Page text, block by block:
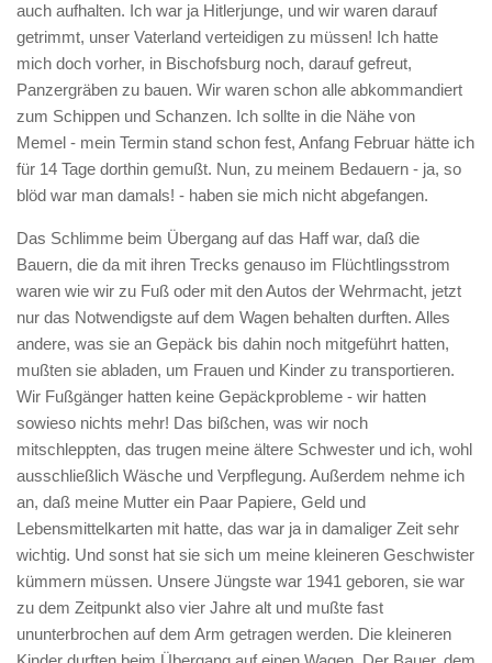
auch aufhalten. Ich war ja Hitlerjunge, und wir waren darauf
getrimmt, unser Vaterland verteidigen zu müssen! Ich hatte
mich doch vorher, in Bischofsburg noch, darauf gefreut,
Panzergräben zu bauen. Wir waren schon alle abkommandiert
zum Schippen und Schanzen. Ich sollte in die Nähe von
Memel - mein Termin stand schon fest, Anfang Februar hätte ich
für 14 Tage dorthin gemußt. Nun, zu meinem Bedauern - ja, so
blöd war man damals! - haben sie mich nicht abgefangen.
Das Schlimme beim Übergang auf das Haff war, daß die
Bauern, die da mit ihren Trecks genauso im Flüchtlingsstrom
waren wie wir zu Fuß oder mit den Autos der Wehrmacht, jetzt
nur das Notwendigste auf dem Wagen behalten durften. Alles
andere, was sie an Gepäck bis dahin noch mitgeführt hatten,
mußten sie abladen, um Frauen und Kinder zu transportieren.
Wir Fußgänger hatten keine Gepäckprobleme - wir hatten
sowieso nichts mehr! Das bißchen, was wir noch
mitschleppten, das trugen meine ältere Schwester und ich, wohl
ausschließlich Wäsche und Verpflegung. Außerdem nehme ich
an, daß meine Mutter ein Paar Papiere, Geld und
Lebensmittelkarten mit hatte, das war ja in damaliger Zeit sehr
wichtig. Und sonst hat sie sich um meine kleineren Geschwister
kümmern müssen. Unsere Jüngste war 1941 geboren, sie war
zu dem Zeitpunkt also vier Jahre alt und mußte fast
ununterbrochen auf dem Arm getragen werden. Die kleineren